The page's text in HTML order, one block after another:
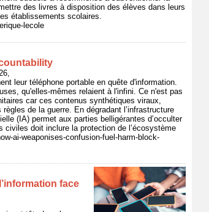
des livres à disposition des élèves dans leurs
établissements scolaires.
lecole
leur téléphone portable en quête d'information.
qu'elles-mêmes relaient à l'infini. Ce n'est pas
car ces contenus synthétiques viraux,
de la guerre. En dégradant l’infrastructure
(IA) permet aux parties belligérantes d’occulter
civiles doit inclure la protection de l’écosystème
ai-weaponises-confusion-fuel-harm-block-
face